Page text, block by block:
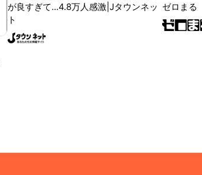
が良すぎて...4.8万人感激|Jタウンネッ
ト
ゼロまる